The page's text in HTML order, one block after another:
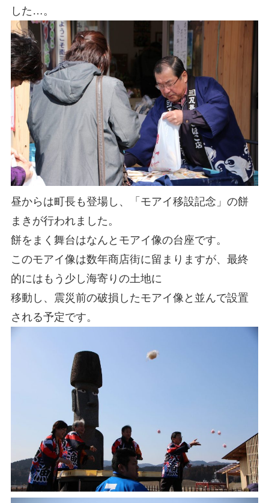
した…。
昼からは町長も登場し、「モアイ移設記念」の餅
まきが行われました。
餅をまく舞台はなんとモアイ像の台座です。
このモアイ像は数年商店街に留まりますが、最終
的にはもう少し海寄りの土地に
移動し、震災前の破損したモアイ像と並んで設置
される予定です。